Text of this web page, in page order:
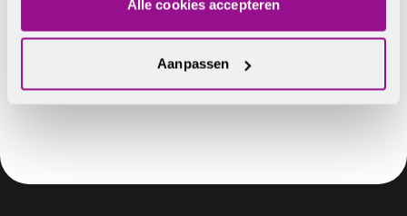
Alle cookies accepteren
Aanpassen
verzuim meebrengt.